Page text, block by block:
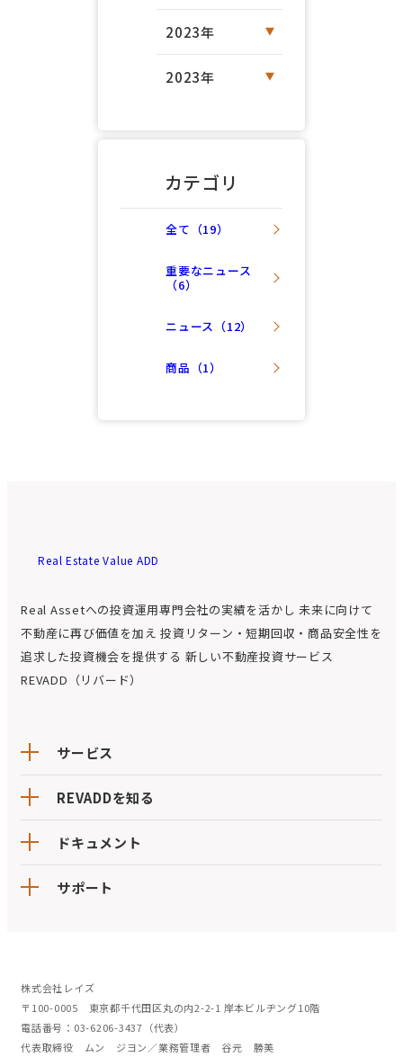
2023年
2023年
カテゴリ
全て（19）
重要なニュース
（6）
ニュース（12）
商品（1）
Real Estate Value ADD
Real Assetへの投資運用専門会社の実績を活かし 未来に向けて
不動産に再び価値を加え 投資リターン・短期回収・商品安全性を
追求した投資機会を提供する 新しい不動産投資サービス
REVADD（リバード）
サービス
REVADDを知る
ドキュメント
サポート
株式会社レイズ
〒100-0005 東京都千代田区丸の内2-2-1 岸本ビルヂング10階
電話番号：03-6206-3437（代表）
代表取締役 ムン ジヨン／業務管理者 谷元 勝美